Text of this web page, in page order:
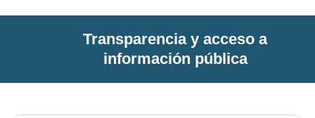
Transparencia y acceso a
información pública